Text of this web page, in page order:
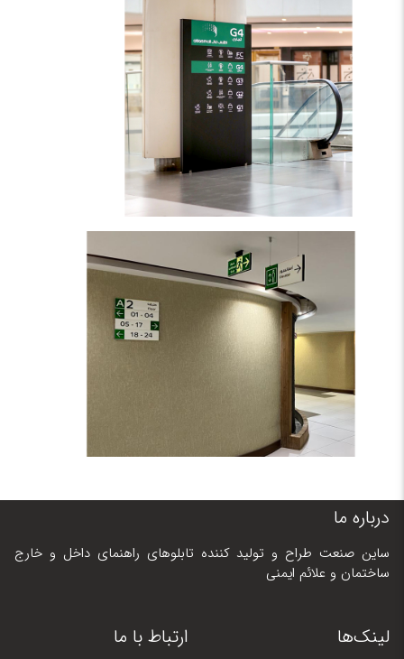
درباره ما
ساین صنعت طراح و تولید کننده تابلوهای راهنمای داخل و خارج
ساختمان و علائم ایمنی
لینک‌ها ارتباط با ما